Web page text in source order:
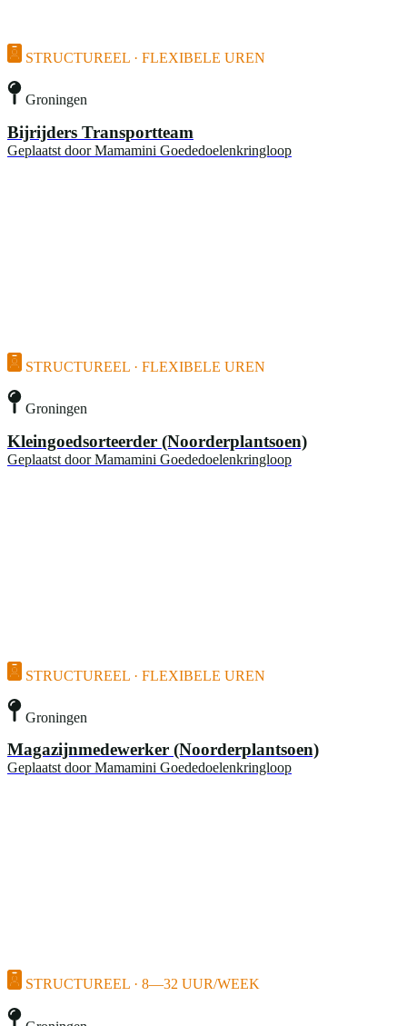
STRUCTUREEL · FLEXIBELE UREN
Groningen
Bijrijders Transportteam
Geplaatst door Mamamini Goededoelenkringloop
STRUCTUREEL · FLEXIBELE UREN
Groningen
Kleingoedsorteerder (Noorderplantsoen)
Geplaatst door Mamamini Goededoelenkringloop
STRUCTUREEL · FLEXIBELE UREN
Groningen
Magazijnmedewerker (Noorderplantsoen)
Geplaatst door Mamamini Goededoelenkringloop
STRUCTUREEL · 8—32 UUR/WEEK